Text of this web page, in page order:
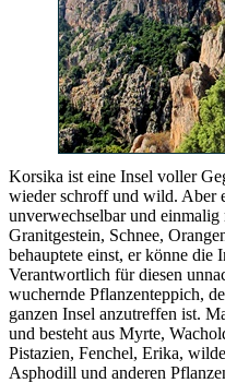
Korsika ist eine Insel voller
wieder schroff und wild. Aber
unverwechselbar und
Granitgestein, Schnee,
behauptete einst, er könne die
Verantwortlich für diesen
wuchernde Pflanzenteppich,
ganzen Insel anzutreffen ist.
und besteht aus Myrte,
Pistazien, Fenchel, Erika,
Asphodill und anderen